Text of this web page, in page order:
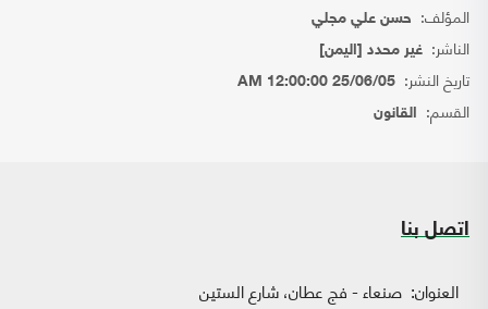
المؤلف: حسن علي مجلي
الناشر: غير محدد [اليمن]
تاريخ النشر: 25/06/05 12:00:00 AM
القسم: القانون
اتصل بنا
العنوان: صنعاء - فج عطان، شارع الستين